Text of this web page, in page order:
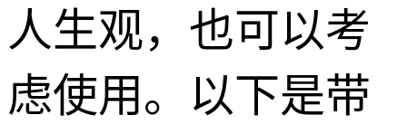
人生观，也可以考
虑使用。以下是带